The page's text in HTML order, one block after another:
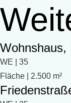
Wohnshaus,
WE | 35
Fläche | 2.500 m²